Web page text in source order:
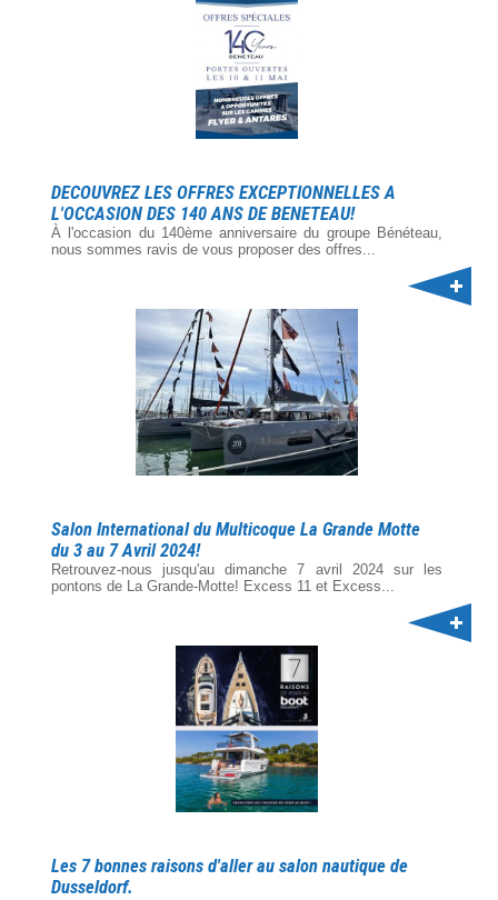
DECOUVREZ LES OFFRES EXCEPTIONNELLES A
L'OCCASION DES 140 ANS DE BENETEAU!
À l'occasion du 140ème anniversaire du groupe Bénéteau,
nous sommes ravis de vous proposer des offres...
Salon International du Multicoque La Grande Motte
du 3 au 7 Avril 2024!
Retrouvez-nous jusqu'au dimanche 7 avril 2024 sur les
pontons de La Grande-Motte! Excess 11 et Excess...
Les 7 bonnes raisons d'aller au salon nautique de
Dusseldorf.